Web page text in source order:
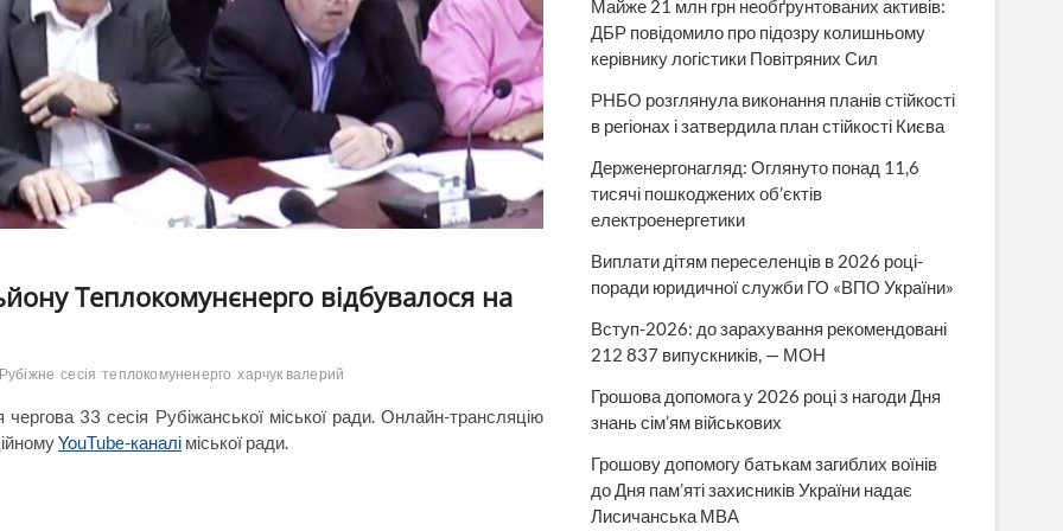
Теплокомунєнерго відбувалося на
сесія теплокомуненерго харчук валерий
33 сесія Рубіжанської міської ради. Онлайн-трансляцію
YouTube-каналі міської ради.
Майже 21 млн грн необґрунтованих активів:
ДБР повідомило про підозру колишньому
керівнику логістики Повітряних Сил
РНБО розглянула виконання планів стійкості
в регіонах і затвердила план стійкості Києва
Держенергонагляд: Оглянуто понад 11,6
тисячі пошкоджених об’єктів
електроенергетики
Виплати дітям переселенців в 2026 році-
поради юридичної служби ГО «ВПО України»
Вступ-2026: до зарахування рекомендовані
212 837 випускників, — МОН
Грошова допомога у 2026 році з нагоди Дня
знань сім’ям військових
Грошову допомогу батькам загиблих воїнів
до Дня пам’яті захисників України надає
Лисичанська МВА